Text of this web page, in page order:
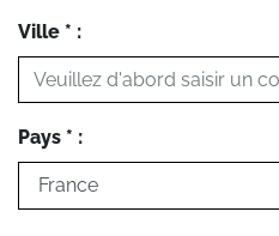
Ville * :
Pays * :